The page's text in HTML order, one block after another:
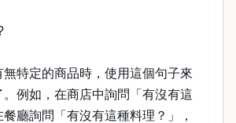
特定的商品時，使用這個句子來
例如，在商店中詢問「有沒有這
廳詢問「有沒有這種料理？」，